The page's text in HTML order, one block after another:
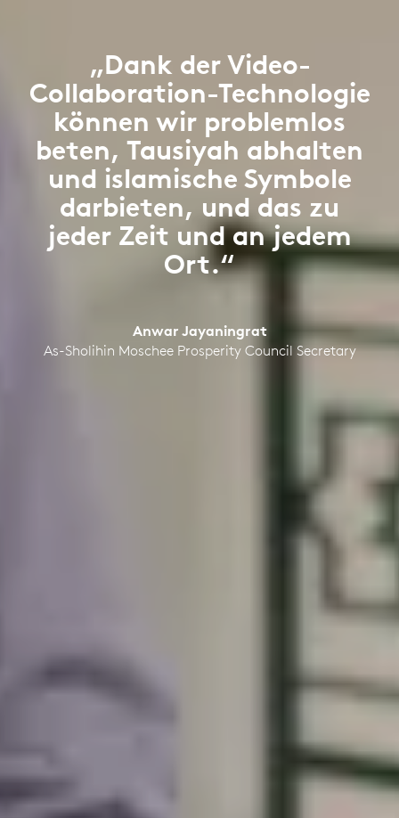
„Dank der Video-
Collaboration-Technologie
können wir problemlos
beten, Tausiyah abhalten
und islamische Symbole
darbieten, und das zu
jeder Zeit und an jedem
Ort.“
Anwar Jayaningrat
As-Sholihin Moschee Prosperity Council Secretary